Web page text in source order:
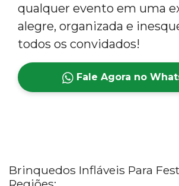
qualquer evento em uma
alegre, organizada e
todos os convidados!
Fale Agora no
Brinquedos Infláveis Para